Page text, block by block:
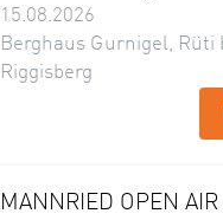
15.08.2026
Berghaus Gurnigel, Rüti
Riggisberg
MANNRIED OPEN